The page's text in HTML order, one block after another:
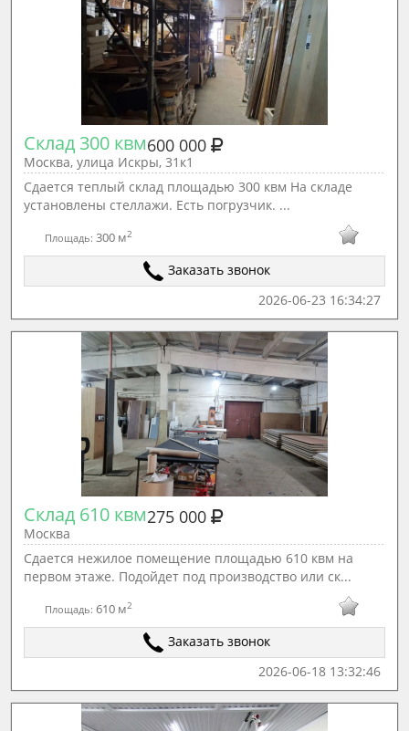
Склад 300 квм600 000
Москва, улица Искры, 31к1
Сдается теплый склад площадью 300 квм На складе
установлены стеллажи. Есть погрузчик. ...
Площадь:300 м2
Заказать звонок
2026-06-23 16:34:27
Склад 610 квм275 000
Москва
Сдается нежилое помещение площадью 610 квм на
первом этаже. Подойдет под производство или ск...
Площадь:610 м2
Заказать звонок
2026-06-18 13:32:46